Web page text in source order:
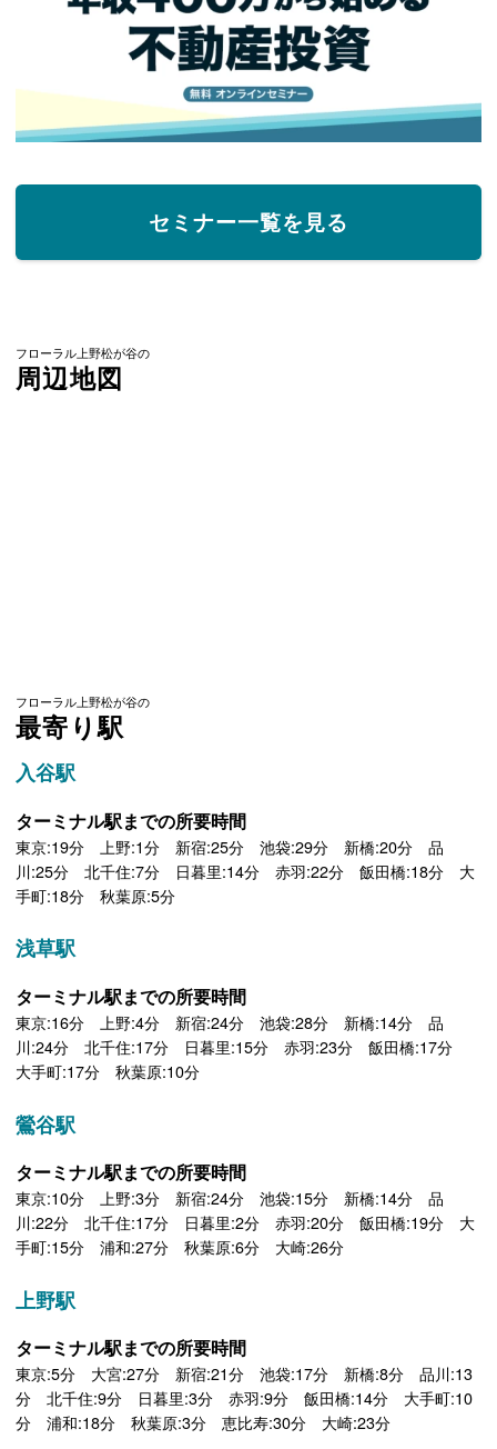
セミナー一覧を見る
フローラル上野松が谷の
周辺地図
フローラル上野松が谷の
最寄り駅
入谷駅
ターミナル駅までの所要時間
東京:19分 上野:1分 新宿:25分 池袋:29分 新橋:20分 品
川:25分 北千住:7分 日暮里:14分 赤羽:22分 飯田橋:18分 大
手町:18分 秋葉原:5分
浅草駅
ターミナル駅までの所要時間
東京:16分 上野:4分 新宿:24分 池袋:28分 新橋:14分 品
川:24分 北千住:17分 日暮里:15分 赤羽:23分 飯田橋:17分
大手町:17分 秋葉原:10分
鶯谷駅
ターミナル駅までの所要時間
東京:10分 上野:3分 新宿:24分 池袋:15分 新橋:14分 品
川:22分 北千住:17分 日暮里:2分 赤羽:20分 飯田橋:19分 大
手町:15分 浦和:27分 秋葉原:6分 大崎:26分
上野駅
ターミナル駅までの所要時間
東京:5分 大宮:27分 新宿:21分 池袋:17分 新橋:8分 品川:13
分 北千住:9分 日暮里:3分 赤羽:9分 飯田橋:14分 大手町:10
分 浦和:18分 秋葉原:3分 恵比寿:30分 大崎:23分